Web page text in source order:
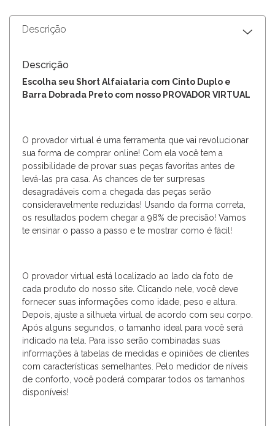
Descrição
Descrição
Escolha seu Short Alfaiataria com Cinto Duplo e
Barra Dobrada Preto com nosso PROVADOR VIRTUAL
O provador virtual é uma ferramenta que vai revolucionar
sua forma de comprar online! Com ela você tem a
possibilidade de provar suas peças favoritas antes de
levá-las pra casa. As chances de ter surpresas
desagradáveis com a chegada das peças serão
consideravelmente reduzidas! Usando da forma correta,
os resultados podem chegar a 98% de precisão! Vamos
te ensinar o passo a passo e te mostrar como é fácil!
O provador virtual está localizado ao lado da foto de
cada produto do nosso site. Clicando nele, você deve
fornecer suas informações como idade, peso e altura.
Depois, ajuste a silhueta virtual de acordo com seu corpo.
Após alguns segundos, o tamanho ideal para você será
indicado na tela. Para isso serão combinadas suas
informações à tabelas de medidas e opiniões de clientes
com características semelhantes. Pelo medidor de níveis
de conforto, você poderá comparar todos os tamanhos
disponíveis!